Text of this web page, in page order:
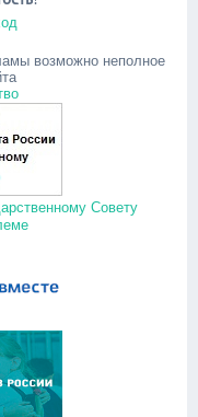
возможно неполное